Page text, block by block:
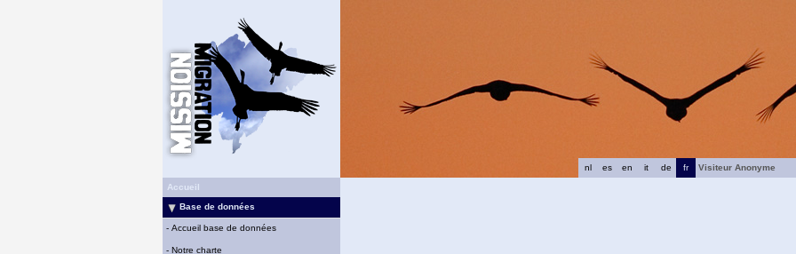
fr
de
it
en
es
nl
Visiteur Anonyme
Accueil
Base de données
- Accueil base de données
- Notre charte